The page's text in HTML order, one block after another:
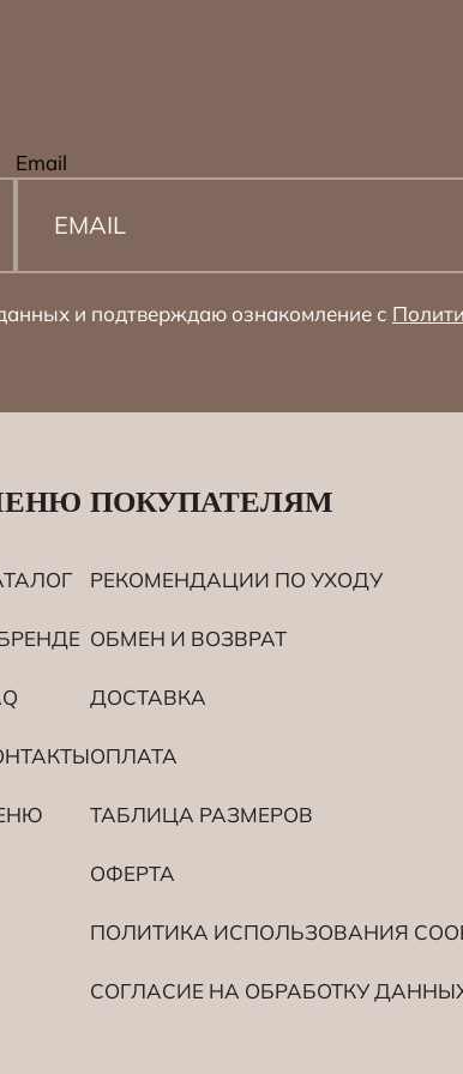
Email
и подтверждаю ознакомление с
ПОКУПАТЕЛЯМ
РЕКОМЕНДАЦИИ ПО УХОДУ
ОБМЕН И ВОЗВРАТ
ДОСТАВКА
ОПЛАТА
ТАБЛИЦА РАЗМЕРОВ
ОФЕРТА
ПОЛИТИКА ИСПОЛЬЗОВАНИЯ
СОГЛАСИЕ НА ОБРАБОТКУ